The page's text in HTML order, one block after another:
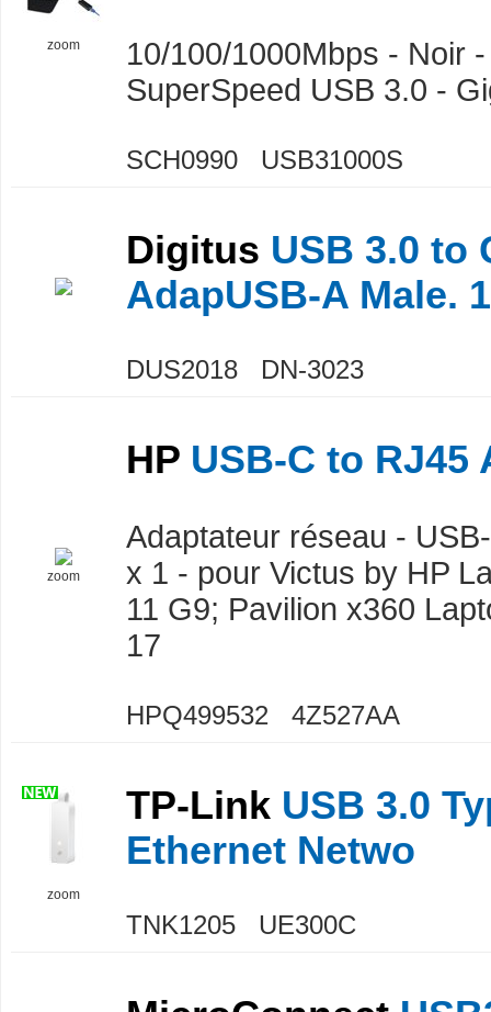
zoom
10/100/1000Mbps - Noir
SuperSpeed USB 3.0 -
SCH0990 USB31000S
Digitus USB 3.0 to
AdapUSB-A Male.
DUS2018 DN-3023
zoom
HP USB-C to RJ45
Adaptateur réseau -
x 1 - pour Victus by HP
11 G9; Pavilion x360
17
HPQ499532 4Z527AA
zoom
TP-Link USB 3.0
Ethernet Netwo
TNK1205 UE300C